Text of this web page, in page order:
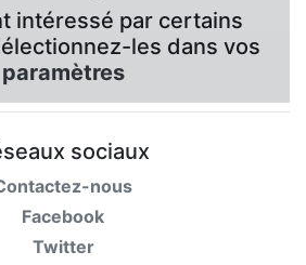
intéressé par certains
les dans vos
paramètres
sociaux
nous
Facebook
Twitter